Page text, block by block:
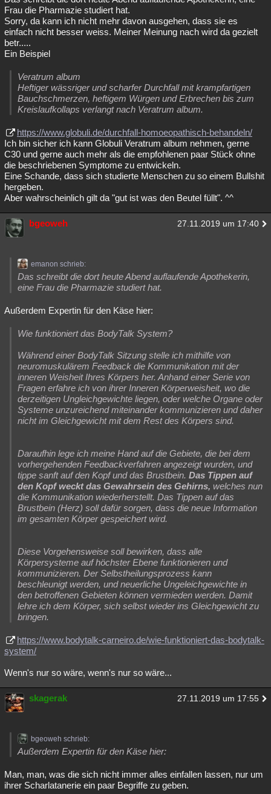
Frau die Pharmazie studiert hat.
Sorry, da kann ich nicht mehr davon ausgehen, dass sie es
einfach nicht besser weiss. Meiner Meinung nach wird da gezielt
betr.....
Ein Beispiel
Veratrum album
Heftiger wässriger und scharfer Durchfall mit krampfartigen
Bauchschmerzen, heftigem Würgen und Erbrechen bis zum
Kreislaufkollaps verlangt nach Veratrum album.
https://www.globuli.de/durchfall-homoeopathisch-behandeln/
Ich bin sicher ich kann Globuli Veratrum album nehmen, gerne
C30 und gerne auch mehr als die empfohlenen paar Stück ohne
die beschriebenen Symptome zu entwickeln.
Eine Schande, dass sich studierte Menschen zu so einem Bullshit
hergeben.
Aber wahrscheinlich gilt da "gut ist was den Beutel füllt". ^^
bgeoweh 27.11.2019 um 17:40
emanon schrieb:
Das schreibt die dort heute Abend auflaufende Apothekerin,
eine Frau die Pharmazie studiert hat.
Außerdem Expertin für den Käse hier:
Wie funktioniert das BodyTalk System?
Während einer BodyTalk Sitzung stelle ich mithilfe von
neuromuskulärem Feedback die Kommunikation mit der
inneren Weisheit Ihres Körpers her. Anhand einer Serie von
Fragen erfahre ich von ihrer Inneren Körperweisheit, wo die
derzeitigen Ungleichgewichte liegen, oder welche Organe oder
Systeme unzureichend miteinander kommunizieren und daher
nicht im Gleichgewicht mit dem Rest des Körpers sind.
Daraufhin lege ich meine Hand auf die Gebiete, die bei dem
vorhergehenden Feedbackverfahren angezeigt wurden, und
tippe sanft auf den Kopf und das Brustbein. Das Tippen auf
den Kopf weckt das Gewahrsein des Gehirns, welches nun
die Kommunikation wiederherstellt. Das Tippen auf das
Brustbein (Herz) soll dafür sorgen, dass die neue Information
im gesamten Körper gespeichert wird.
Diese Vorgehensweise soll bewirken, dass alle
Körpersysteme auf höchster Ebene funktionieren und
kommunizieren. Der Selbstheilungsprozess kann
beschleunigt werden, und neuerliche Ungeleichgewichte in
den betroffenen Gebieten können vermieden werden. Damit
lehre ich dem Körper, sich selbst wieder ins Gleichgewicht zu
bringen.
https://www.bodytalk-carneiro.de/wie-funktioniert-das-bodytalk-
system/
Wenn's nur so wäre, wenn's nur so wäre...
skagerak 27.11.2019 um 17:55
bgeoweh schrieb:
Außerdem Expertin für den Käse hier:
Man, man, was die sich nicht immer alles einfallen lassen, nur um
ihrer Scharlatanerie ein paar Begriffe zu geben.